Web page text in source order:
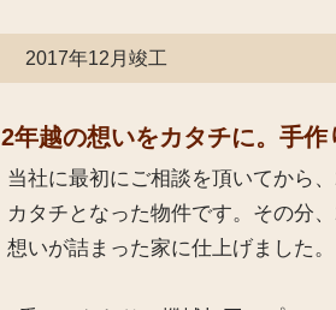
2017年12月竣工
2年越の想いをカタチに。手
当社に最初にご相談を頂いてから
カタチとなった物件です。その分
想いが詰まった家に仕上げました。